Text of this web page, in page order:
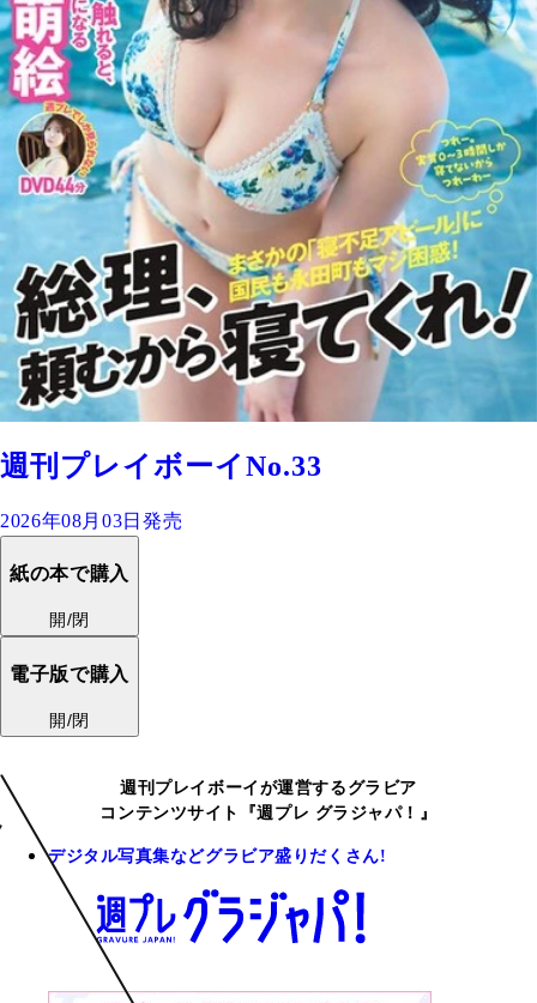
週刊プレイボーイNo.33
2026年08月03日発売
紙の本で購入
開/閉
電子版で購入
開/閉
週刊プレイボーイが運営するグラビア
コンテンツサイト『週プレ グラジャパ！』
デジタル写真集などグラビア盛りだくさん!